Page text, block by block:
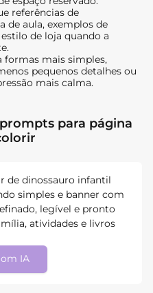
referências de
de aula, exemplos de
de loja quando a
formas mais simples,
pequenos detalhes ou
mais calma.
para página
de dinossauro infantil
simples e banner com
legível e pronto
atividades e livros
IA